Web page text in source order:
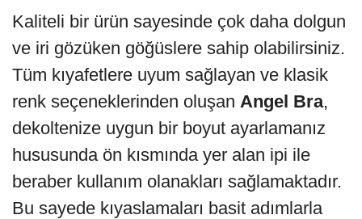
Kaliteli bir ürün sayesinde çok daha dolgun
ve iri gözüken göğüslere sahip olabilirsiniz.
Tüm kıyafetlere uyum sağlayan ve klasik
renk seçeneklerinden oluşan Angel Bra,
dekoltenize uygun bir boyut ayarlamanız
hususunda ön kısmında yer alan ipi ile
beraber kullanım olanakları sağlamaktadır.
Bu sayede kıyaslamaları basit adımlarla